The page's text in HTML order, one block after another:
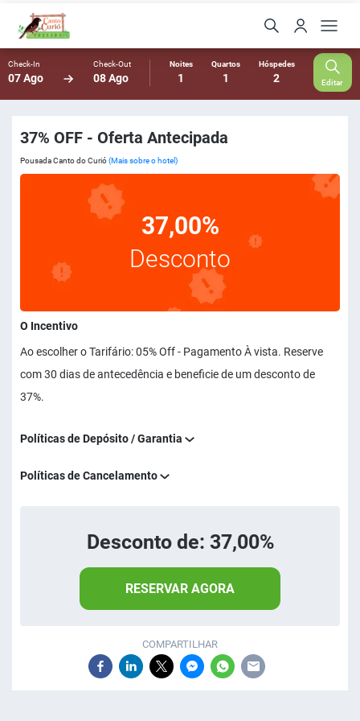
Check-In
07 Ago
Check-Out
08 Ago
Noites
1
Quartos
1
Hóspedes
2 Editar
37% OFF - Oferta Antecipada
Pousada Canto do Curió(Mais sobre o hotel)
37,00%
Desconto
O Incentivo
Ao escolher o Tarifário: 05% Off - Pagamento À vista. Reserve
com 30 dias de antecedência e beneficie de um desconto de
37%.
Políticas de Depósito / Garantia
Políticas de Cancelamento
Desconto de: 37,00%
RESERVAR AGORA
COMPARTILHAR